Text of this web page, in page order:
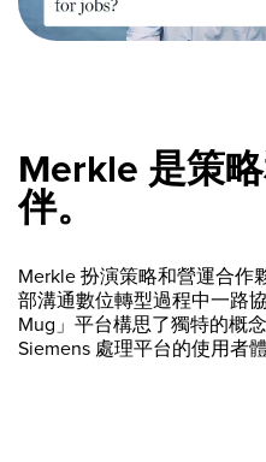
Merkle 是策
伴。
Merkle 扮演策略和營運合作
部溝通數位轉型過程中一路
Mug」平台構思了獨特的概
Siemens 處理平台的使用者